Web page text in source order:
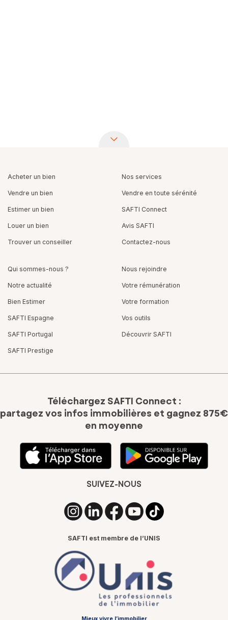
Acheter un bien
Vendre un bien
Estimer un bien
Louer un bien
Trouver un conseiller
Nos services
Vendre en toute sérénité
SAFTI Connect
Avis SAFTI
Contactez-nous
Qui sommes-nous ?
Notre actualité
Bien Estimer
SAFTI Espagne
SAFTI Portugal
SAFTI Prestige
Nous rejoindre
Votre rémunération
Votre formation
Vos outils
Découvrir SAFTI
Téléchargez SAFTI Connect :
partagez vos infos immobilières et gagnez 875€
en moyenne
SUIVEZ-NOUS
SAFTI est membre de l’UNIS